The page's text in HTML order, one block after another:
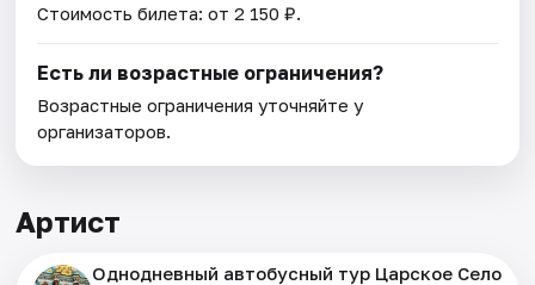
Стоимость билета: от 2 150 ₽.
Есть ли возрастные ограничения?
Возрастные ограничения уточняйте у
организаторов.
Артист
Однодневный автобусный тур Царское Село